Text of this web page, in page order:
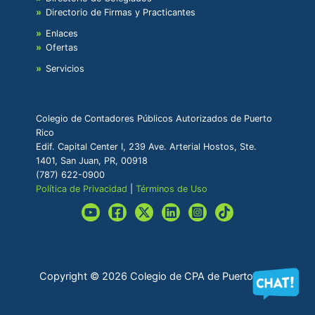
Directorio de Firmas y Practicantes
Enlaces
Ofertas
Servicios
Colegio de Contadores Públicos Autorizados de Puerto
Rico
Edif. Capital Center I, 239 Ave. Arterial Hostos, Ste.
1401, San Juan, PR, 00918
(787) 622-0900
Política de Privacidad |Términos de Uso
Copyright © 2026 Colegio de CPA de Puerto Rico